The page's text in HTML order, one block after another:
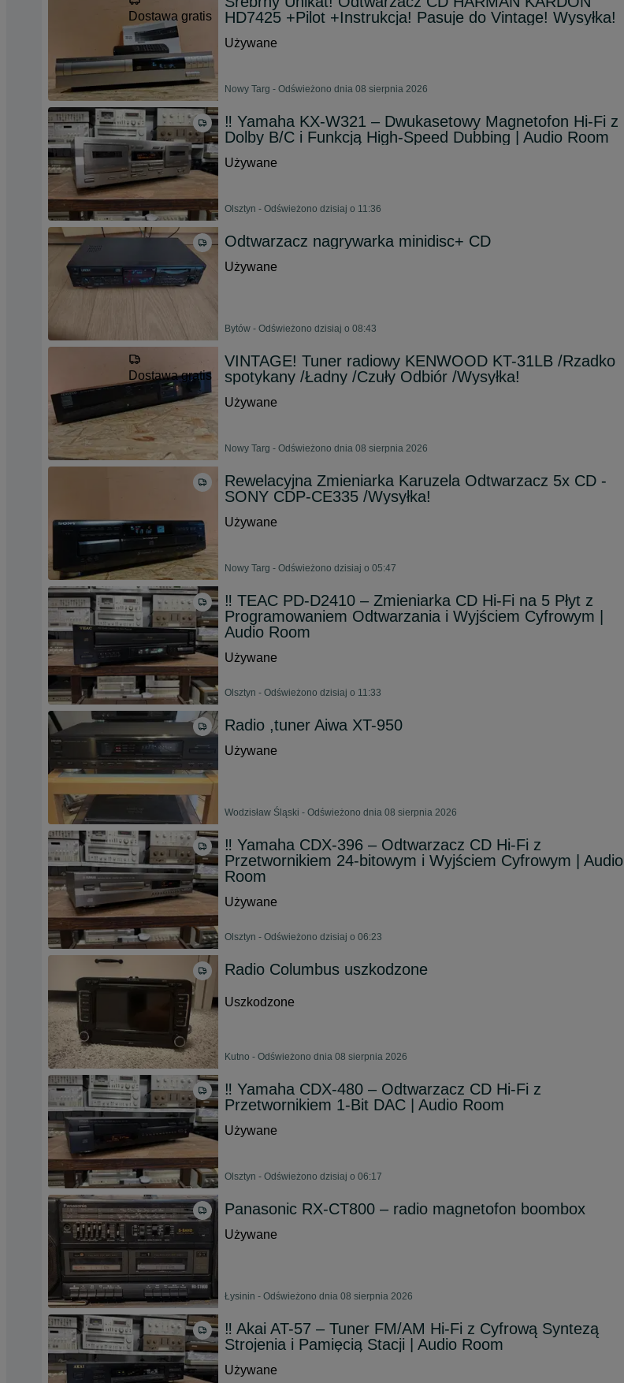
Dostawa gratis
HD7425 +Pilot +Instrukcja! Pasuje do Vintage! Wysyłka!
Używane
Nowy Targ - Odświeżono dnia 08 sierpnia 2026
‼️ Yamaha KX-W321 – Dwukasetowy Magnetofon Hi-Fi z
Dolby B/C i Funkcją High-Speed Dubbing | Audio Room
Używane
Olsztyn - Odświeżono dzisiaj o 11:36
Odtwarzacz nagrywarka minidisc+ CD
Używane
Bytów - Odświeżono dzisiaj o 08:43
Dostawa gratis
VINTAGE! Tuner radiowy KENWOOD KT-31LB /Rzadko
spotykany /Ładny /Czuły Odbiór /Wysyłka!
Używane
Nowy Targ - Odświeżono dnia 08 sierpnia 2026
Rewelacyjna Zmieniarka Karuzela Odtwarzacz 5x CD -
SONY CDP-CE335 /Wysyłka!
Używane
Nowy Targ - Odświeżono dzisiaj o 05:47
‼️ TEAC PD-D2410 – Zmieniarka CD Hi-Fi na 5 Płyt z
Programowaniem Odtwarzania i Wyjściem Cyfrowym |
Audio Room
Używane
Olsztyn - Odświeżono dzisiaj o 11:33
Radio ,tuner Aiwa XT-950
Używane
Wodzisław Śląski - Odświeżono dnia 08 sierpnia 2026
‼️ Yamaha CDX-396 – Odtwarzacz CD Hi-Fi z
Przetwornikiem 24-bitowym i Wyjściem Cyfrowym | Audio
Room
Używane
Olsztyn - Odświeżono dzisiaj o 06:23
Radio Columbus uszkodzone
Uszkodzone
Kutno - Odświeżono dnia 08 sierpnia 2026
‼️ Yamaha CDX-480 – Odtwarzacz CD Hi-Fi z
Przetwornikiem 1-Bit DAC | Audio Room
Używane
Olsztyn - Odświeżono dzisiaj o 06:17
Panasonic RX-CT800 – radio magnetofon boombox
Używane
Łysinin - Odświeżono dnia 08 sierpnia 2026
‼️ Akai AT-57 – Tuner FM/AM Hi-Fi z Cyfrową Syntezą
Strojenia i Pamięcią Stacji | Audio Room
Używane